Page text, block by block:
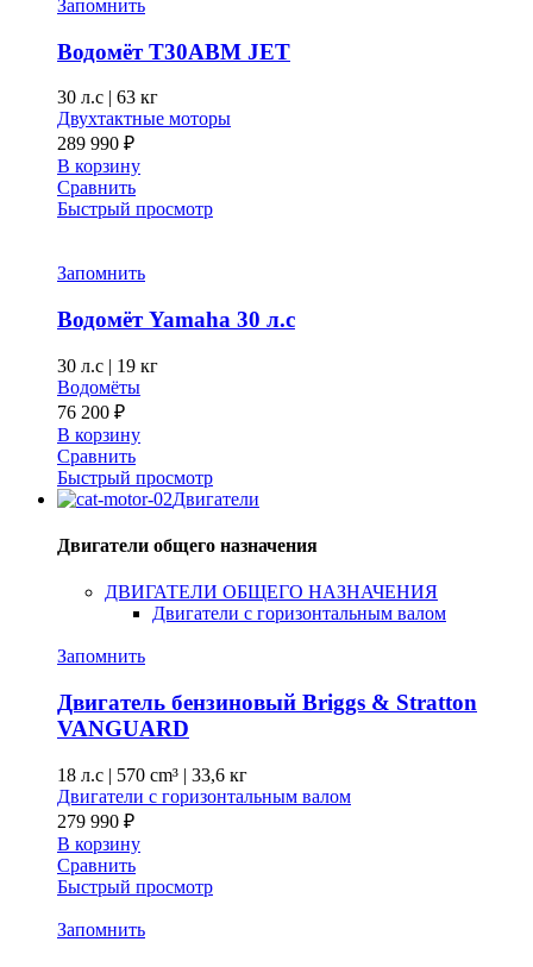
выбрать
на
товара.
Запомнить
Водомёт T30ABM JET
30 л.с | 63 кг
Двухтактные моторы
289 990 ₽
В корзину
Сравнить
Быстрый просмотр
Запомнить
Водомёт Yamaha 30 л.с
30 л.с | 19 кг
Водомёты
76 200 ₽
В корзину
Сравнить
Быстрый просмотр
Двигатели
Двигатели общего назначения
ДВИГАТЕЛИ ОБЩЕГО НАЗНАЧЕНИЯ
Двигатели с горизонтальным валом
Запомнить
Двигатель бензиновый Briggs & Stratton
VANGUARD
18 л.с | 570 cm³ | 33,6 кг
Двигатели с горизонтальным валом
279 990 ₽
В корзину
Сравнить
Быстрый просмотр
Запомнить